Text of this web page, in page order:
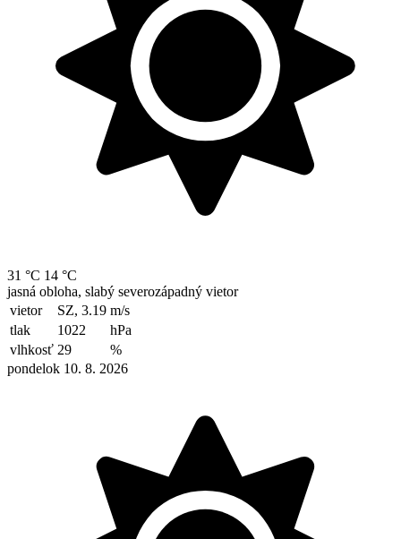
31 °C 14 °C
jasná obloha, slabý severozápadný vietor
vietor
SZ, 3.19 m/s
tlak
1022
hPa
vlhkosť 29
%
pondelok 10. 8. 2026